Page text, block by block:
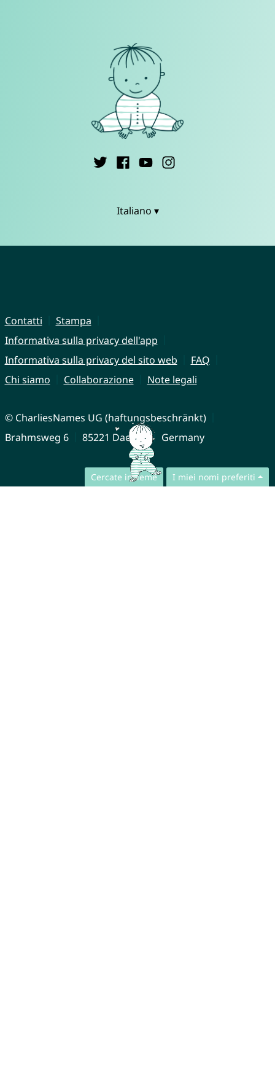
Cercate insieme I miei nomi preferiti
Italiano ▾
Contatti
Stampa
Informativa sulla privacy dell'app
Informativa sulla privacy del sito web
FAQ
Chi siamo
Collaborazione Note legali
© CharliesNames UG (haftungsbeschränkt)
Brahmsweg 6
85221 Dachau Germany